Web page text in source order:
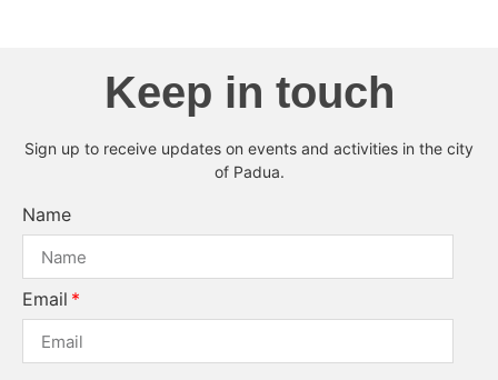
Keep in touch
Sign up to receive updates on events and activities in the city
of Padua.
Name
Email